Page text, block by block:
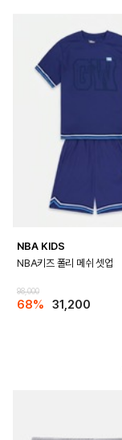
NBA KIDS
NBA키즈 폴리 메쉬 셋업
98,000
68% 31,200